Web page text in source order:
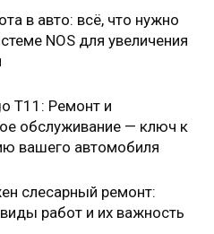
в авто: всё, что нужно
NOS для увеличения
T11: Ремонт и
обслуживание — ключ к
вашего автомобиля
слесарный ремонт:
работ и их важность